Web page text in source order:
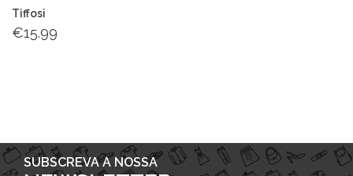
Tiffosi
€15.99
SUBSCREVA A NOSSA